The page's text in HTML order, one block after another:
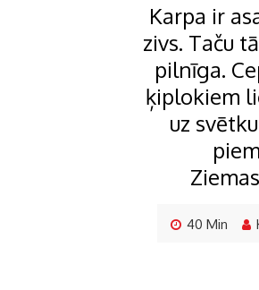
Karpa ir
zivs. Taču
pilnīga.
ķiplokiem
uz
40 Min